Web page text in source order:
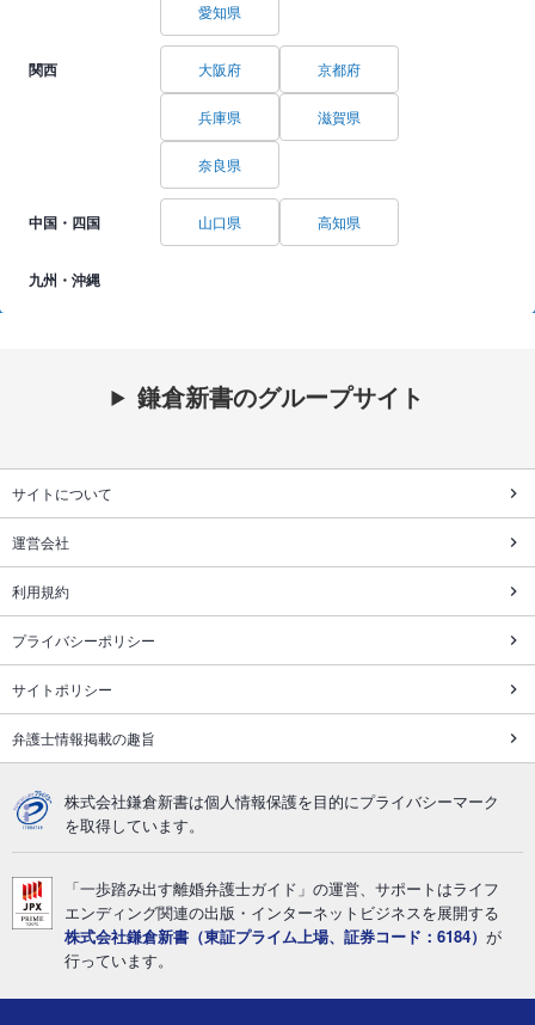
愛知県
関西 大阪府 京都府
兵庫県 滋賀県
奈良県
中国・四国 山口県 高知県
九州・沖縄
鎌倉新書のグループサイト
サイトについて
運営会社
利用規約
プライバシーポリシー
サイトポリシー
弁護士情報掲載の趣旨
株式会社鎌倉新書は個人情報保護を目的にプライバシーマーク
を取得しています。
「一歩踏み出す離婚弁護士ガイド」の運営、サポートはライフ
エンディング関連の出版・インターネットビジネスを展開する
株式会社鎌倉新書（東証プライム上場、証券コード：6184） が
行っています。